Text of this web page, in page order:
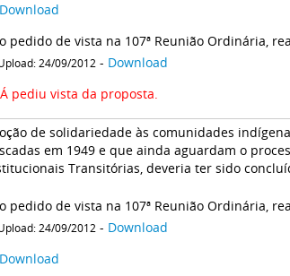
Download
pedido de vista na 107ª Reunião Ordinária,
24/09/2012 - Download
pediu vista da proposta.
de solidariedade às comunidades
em 1949 e que ainda aguardam o
Transitórias, deveria ter sido
pedido de vista na 107ª Reunião Ordinária,
24/09/2012 - Download
Download